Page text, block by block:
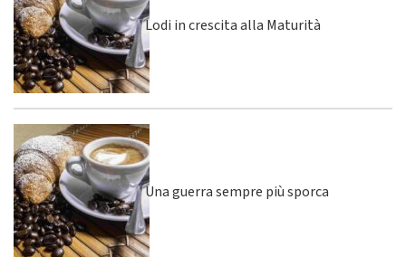
Lodi in crescita alla Maturità
Una guerra sempre più sporca